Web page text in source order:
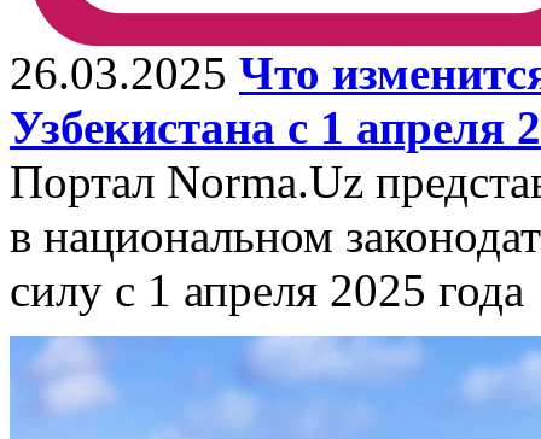
26.03.2025 Что
Узбекистана с 1 апреля
Портал Norma.Uz
в национальном
силу с 1 апреля 2025 года